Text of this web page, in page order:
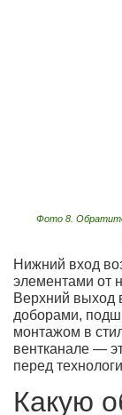
Фото 8.
Нижний вход
элементами от
Верхний выход
доборами,
монтажом в
вентканале —
перед
Какую